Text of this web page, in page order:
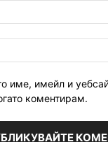
име, имейл и
коментирам.